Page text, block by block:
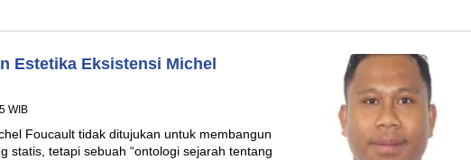
Estetika Eksistensi Michel
WIB
Foucault tidak ditujukan untuk membangun
statis, tetapi sebuah “ontologi sejarah tentang